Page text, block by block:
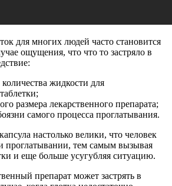
для многих людей часто становится
ощущения, что что то застряло в
жидкости для
размера лекарственного препарата;
самого процесса проглатывания.
настолько велики, что человек
проглатывании, тем самым вызывая
и еще больше усугубляя ситуацию.
препарат может застрять в